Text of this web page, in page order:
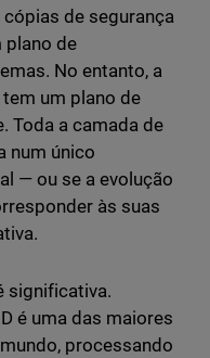
de segurança
plano de
No entanto, a
um plano de
Toda a camada de
num único
— ou se a evolução
às suas
significativa.
é uma das maiores
processando